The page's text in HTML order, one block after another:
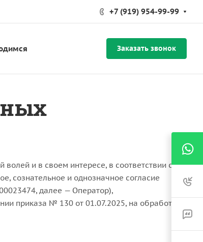
+7 (919) 954-99-99
Заказать звонок
и в своем интересе, в соответствии с
сознательное и однозначное согласие
далее — Оператор),
приказа № 130 от 01.07.2025, на обработку